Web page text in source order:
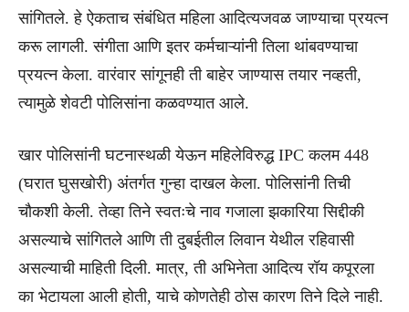
सांगितले. हे ऐकताच संबंधित महिला आदित्यजवळ जाण्याचा प्रयत्न
करू लागली. संगीता आणि इतर कर्मचाऱ्यांनी तिला थांबवण्याचा
प्रयत्न केला. वारंवार सांगूनही ती बाहेर जाण्यास तयार नव्हती,
त्यामुळे शेवटी पोलिसांना कळवण्यात आले.
खार पोलिसांनी घटनास्थळी येऊन महिलेविरुद्ध IPC कलम 448
(घरात घुसखोरी) अंतर्गत गुन्हा दाखल केला. पोलिसांनी तिची
चौकशी केली. तेव्हा तिने स्वतःचे नाव गजाला झकारिया सिद्दीकी
असल्याचे सांगितले आणि ती दुबईतील लिवान येथील रहिवासी
असल्याची माहिती दिली. मात्र, ती अभिनेता आदित्य रॉय कपूरला
का भेटायला आली होती, याचे कोणतेही ठोस कारण तिने दिले नाही.